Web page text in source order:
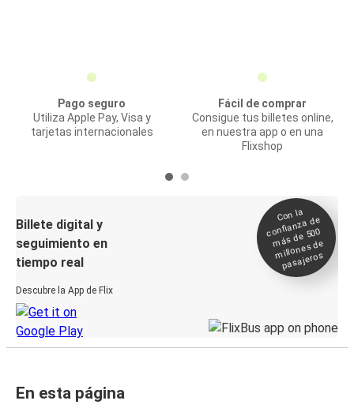
Pago seguro
Utiliza Apple Pay, Visa y
tarjetas internacionales
Fácil de comprar
Consigue tus billetes online,
en nuestra app o en una
Flixshop
Billete digital y
seguimiento en
tiempo real
Descubre la App de Flix
Con la
confianza de
más de 500
millones de
pasajeros
En esta página